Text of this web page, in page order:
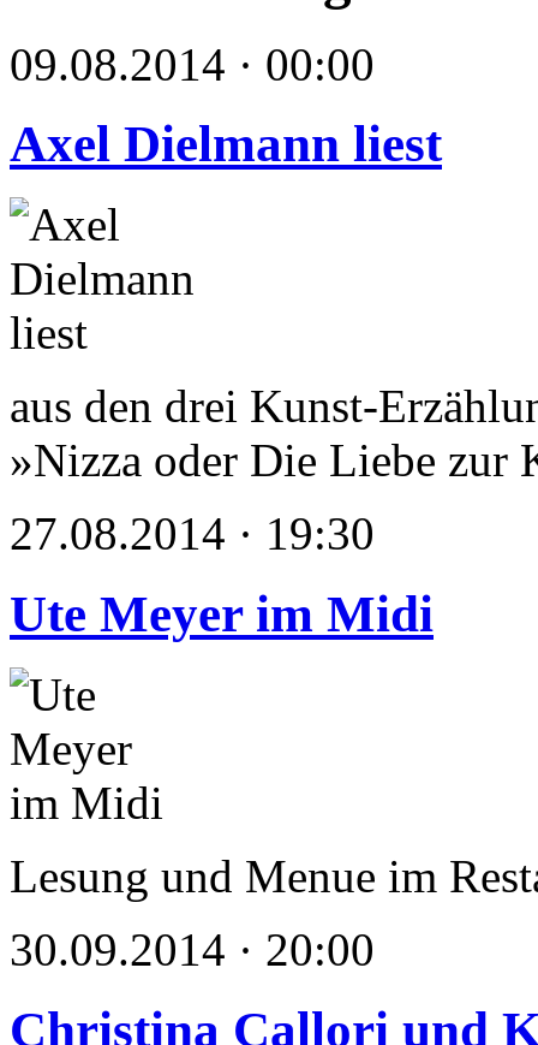
09.08.2014 · 00:00
Axel Dielmann liest
aus den drei Kunst-
»Nizza oder Die Liebe zur
27.08.2014 · 19:30
Ute Meyer im Midi
Lesung und Menue im
30.09.2014 · 20:00
Christina Callori und